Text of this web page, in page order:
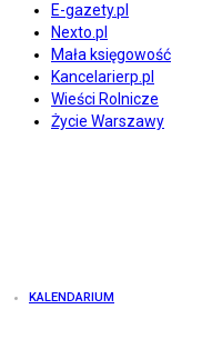
E-gazety.pl
Nexto.pl
Mała księgowość
Kancelarierp.pl
Wieści Rolnicze
Życie Warszawy
KALENDARIUM